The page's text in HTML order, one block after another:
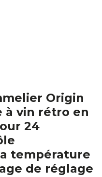
Origin
à vin rétro en
24
température
de réglage